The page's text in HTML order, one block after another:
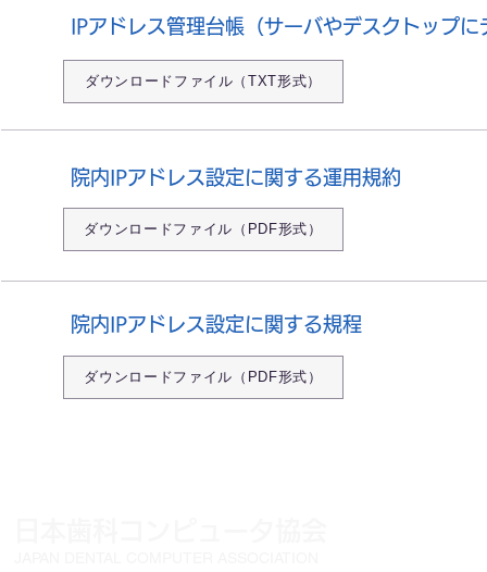
IPアドレス管理台帳（サーバやデスクトップ
ダウンロードファイル（TXT形式）
院内IPアドレス設定に関する運用規約
ダウンロードファイル（PDF形式）
院内IPアドレス設定に関する規程
ダウンロードファイル（PDF形式）